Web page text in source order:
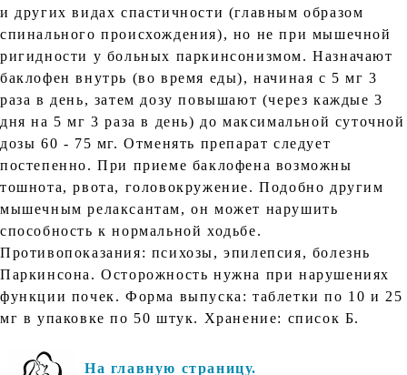
и других видах спастичности (главным образом
спинального происхождения), но не при мышечной
ригидности у больных паркинсонизмом. Назначают
баклофен внутрь (во время еды), начиная с 5 мг 3
раза в день, затем дозу повышают (через каждые 3
дня на 5 мг 3 раза в день) до максимальной суточной
дозы 60 - 75 мг. Отменять препарат следует
постепенно. При приеме баклофена возможны
тошнота, рвота, головокружение. Подобно другим
мышечным релаксантам, он может нарушить
способность к нормальной ходьбе.
Противопоказания: психозы, эпилепсия, болезнь
Паркинсона. Осторожность нужна при нарушениях
функции почек. Форма выпуска: таблетки по 10 и 25
мг в упаковке по 50 штук. Хранение: список Б.
На главную страницу.